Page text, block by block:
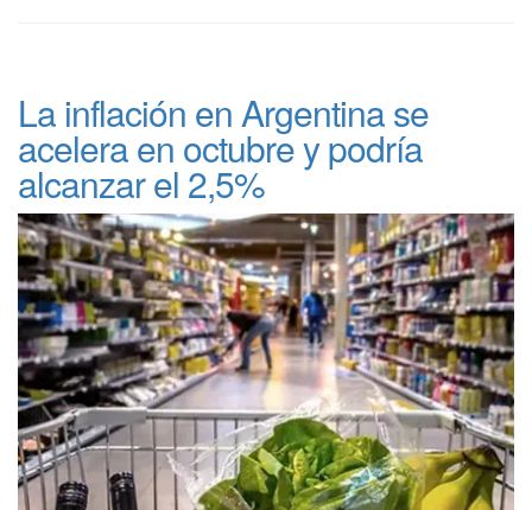
La inflación en Argentina se
acelera en octubre y podría
alcanzar el 2,5%